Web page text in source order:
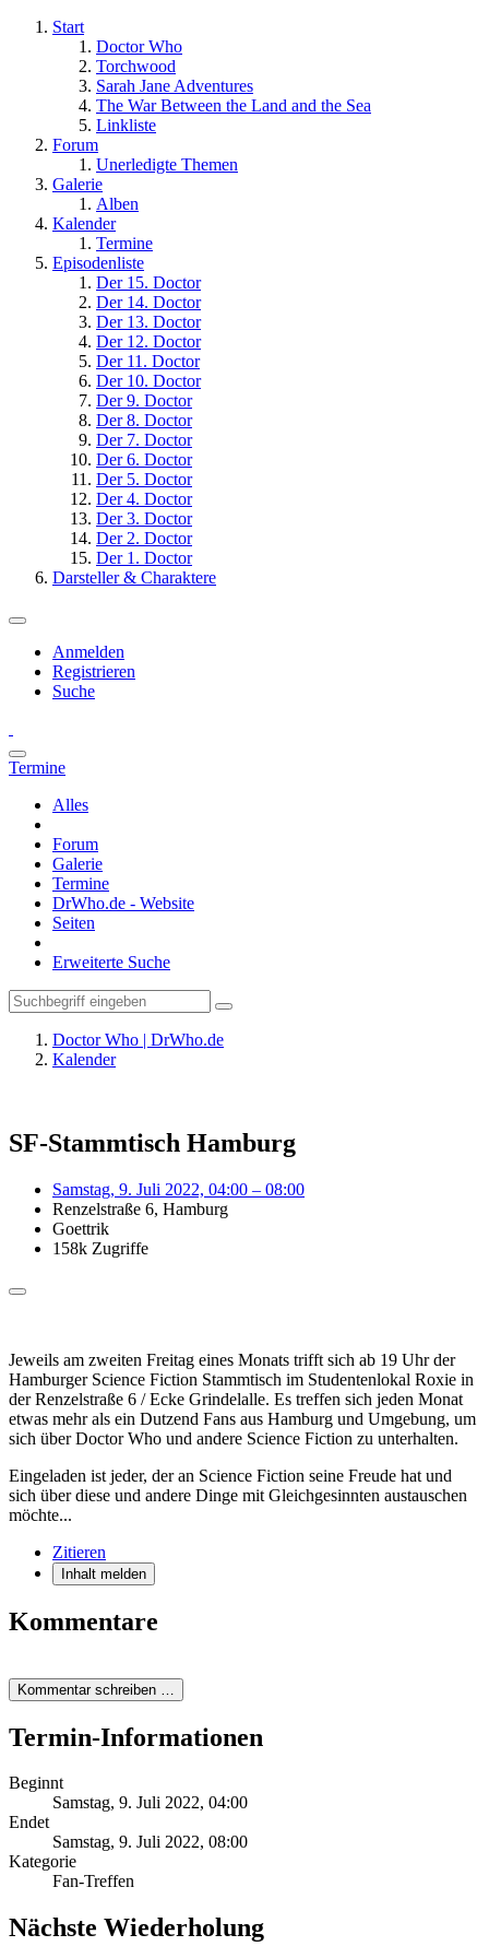
Start
Doctor Who
Torchwood
Sarah Jane Adventures
The War Between the Land and the Sea
Linkliste
Forum
Unerledigte Themen
Galerie
Alben
Kalender
Termine
Episodenliste
Der 15. Doctor
Der 14. Doctor
Der 13. Doctor
Der 12. Doctor
Der 11. Doctor
Der 10. Doctor
Der 9. Doctor
Der 8. Doctor
Der 7. Doctor
Der 6. Doctor
Der 5. Doctor
Der 4. Doctor
Der 3. Doctor
Der 2. Doctor
Der 1. Doctor
Darsteller & Charaktere
Anmelden
Registrieren
Suche
Termine
Alles
Forum
Galerie
Termine
DrWho.de - Website
Seiten
Erweiterte Suche
Doctor Who | DrWho.de
Kalender
SF-Stammtisch Hamburg
Samstag, 9. Juli 2022, 04:00 – 08:00
Renzelstraße 6, Hamburg
Goettrik
158k Zugriffe
Jeweils am zweiten Freitag eines Monats trifft sich ab 19 Uhr der
Hamburger Science Fiction Stammtisch im Studentenlokal Roxie in
der Renzelstraße 6 / Ecke Grindelalle. Es treffen sich jeden Monat
etwas mehr als ein Dutzend Fans aus Hamburg und Umgebung, um
sich über Doctor Who und andere Science Fiction zu unterhalten.
Eingeladen ist jeder, der an Science Fiction seine Freude hat und
sich über diese und andere Dinge mit Gleichgesinnten austauschen
möchte...
Zitieren
Inhalt melden
Kommentare
Kommentar schreiben …
Termin-Informationen
Beginnt
Samstag, 9. Juli 2022, 04:00
Endet
Samstag, 9. Juli 2022, 08:00
Kategorie
Fan-Treffen
Nächste Wiederholung